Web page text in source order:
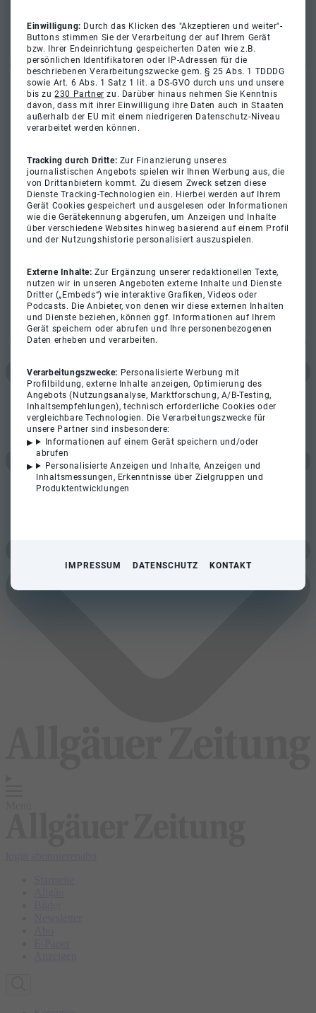
Einwilligung: Durch das Klicken des "Akzeptieren und weiter"-
Buttons stimmen Sie der Verarbeitung der auf Ihrem Gerät
bzw. Ihrer Endeinrichtung gespeicherten Daten wie z.B.
persönlichen Identifikatoren oder IP-Adressen für die
beschriebenen Verarbeitungszwecke gem. § 25 Abs. 1 TDDDG
sowie Art. 6 Abs. 1 Satz 1 lit. a DS-GVO durch uns und unsere
bis zu230 Partner zu. Darüber hinaus nehmen Sie Kenntnis
davon, dass mit ihrer Einwilligung ihre Daten auch in Staaten
außerhalb der EU mit einem niedrigeren Datenschutz-Niveau
verarbeitet werden können.
Tracking durch Dritte: Zur Finanzierung unseres
journalistischen Angebots spielen wir Ihnen Werbung aus, die
von Drittanbietern kommt. Zu diesem Zweck setzen diese
Dienste Tracking-Technologien ein. Hierbei werden auf Ihrem
Gerät Cookies gespeichert und ausgelesen oder Informationen
wie die Gerätekennung abgerufen, um Anzeigen und Inhalte
über verschiedene Websites hinweg basierend auf einem Profil
und der Nutzungshistorie personalisiert auszuspielen.
Externe Inhalte:Zur Ergänzung unserer redaktionellen Texte,
nutzen wir in unseren Angeboten externe Inhalte und Dienste
Dritter („Embeds“) wie interaktive Grafiken, Videos oder
Podcasts. Die Anbieter, von denen wir diese externen Inhalten
und Dienste beziehen, können ggf. Informationen auf Ihrem
Gerät speichern oder abrufen und Ihre personenbezogenen
Daten erheben und verarbeiten.
Verarbeitungszwecke: Personalisierte Werbung mit
Profilbildung, externe Inhalte anzeigen, Optimierung des
Angebots (Nutzungsanalyse, Marktforschung, A/B-Testing,
Inhaltsempfehlungen), technisch erforderliche Cookies oder
vergleichbare Technologien. Die Verarbeitungszwecke für
unsere Partner sind insbesondere:
Informationen auf einem Gerät speichern und/oder
abrufen
Personalisierte Anzeigen und Inhalte, Anzeigen und
Inhaltsmessungen, Erkenntnisse über Zielgruppen und
Produktentwicklungen
IMPRESSUM DATENSCHUTZ KONTAKT